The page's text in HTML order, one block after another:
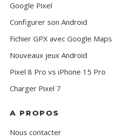
Google Pixel
Configurer son Android
Fichier GPX avec Google Maps
Nouveaux jeux Android
Pixel 8 Pro vs iPhone 15 Pro
Charger Pixel 7
A PROPOS
Nous contacter